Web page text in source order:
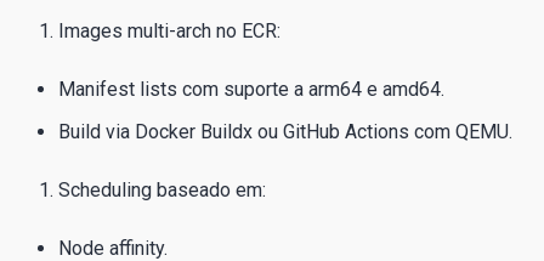
Images multi-arch no ECR:
Manifest lists com suporte a arm64 e amd64.
Build via Docker Buildx ou GitHub Actions com QEMU.
Scheduling baseado em:
Node affinity.